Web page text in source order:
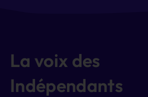
La voix des
Indépendants